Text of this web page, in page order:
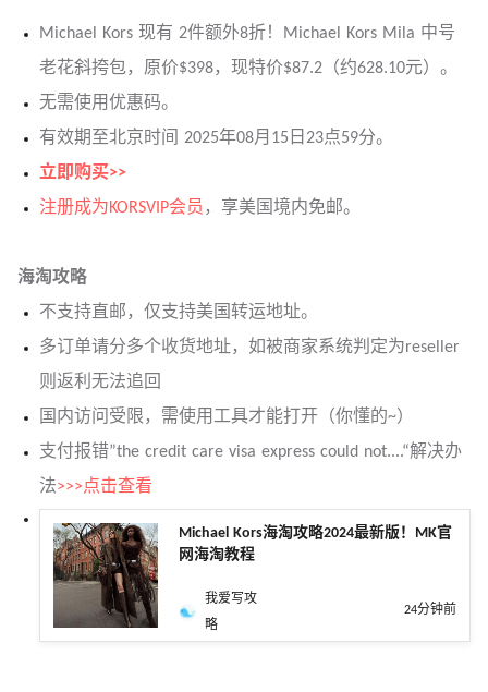
Michael Kors 现有 2件额外8折！Michael Kors Mila 中号
老花斜挎包，原价$398，现特价$87.2（约628.10元）。
无需使用优惠码。
有效期至北京时间 2025年08月15日23点59分。
立即购买>>
注册成为KORSVIP会员 ，享美国境内免邮。
海淘攻略
不支持直邮，仅支持美国转运地址。
多订单请分多个收货地址 ，如被商家系统判定为reseller
则返利无法追回
国内访问受限，需使用工具才能打开（你懂的~）
支付报错”the credit care visa express could not....“解决办
法>>>点击查看
Michael Kors海淘攻略2024最新版！MK官
网海淘教程
我爱写攻
略
24分钟前